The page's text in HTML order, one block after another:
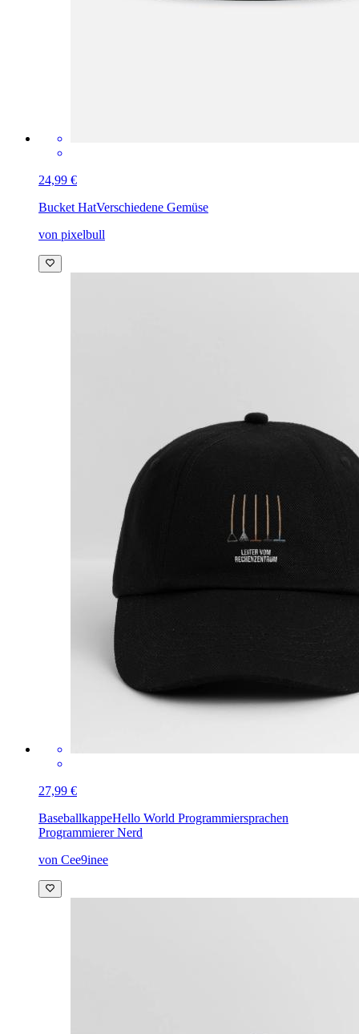
24,99 €
Bucket HatVerschiedene Gemüse
von pixelbull
27,99 €
BaseballkappeHello World Programmiersprachen
Programmierer Nerd
von Cee9inee